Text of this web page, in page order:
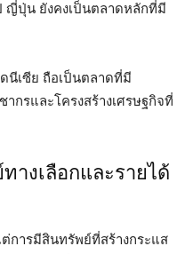
ญี่ปุ่น ยังคงเป็นตลาดหลักที่มี
นีเซีย ถือเป็นตลาดที่มี
กรและโครงสร้างเศรษฐกิจที่
งเลือกและรายได้
การมีสินทรัพย์ที่สร้างกระแส